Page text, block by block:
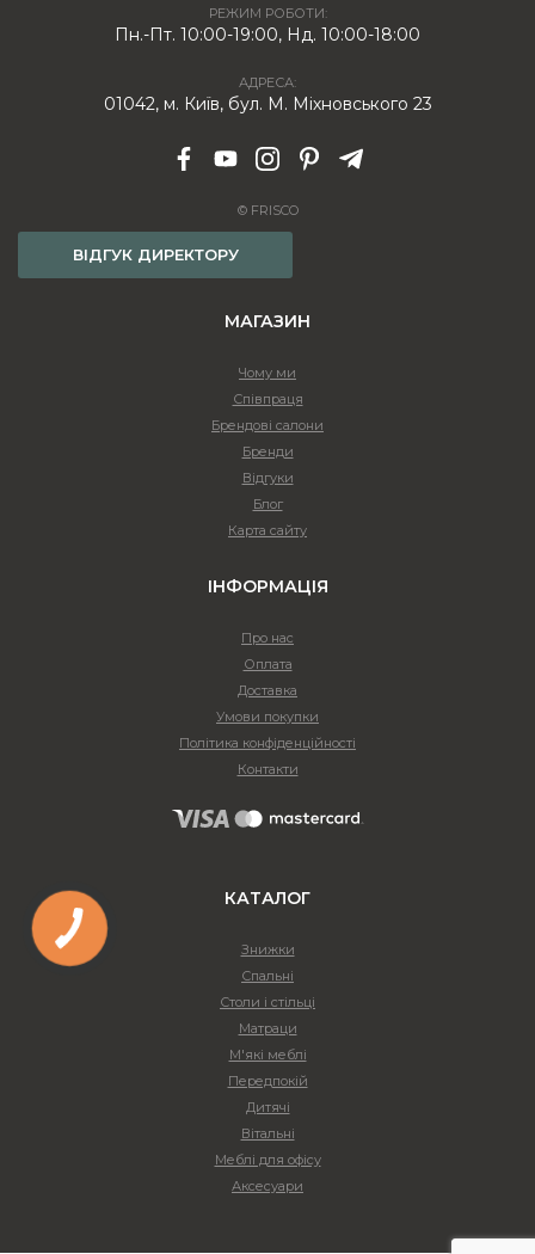
РЕЖИМ РОБОТИ:
Пн.-Пт. 10:00-19:00, Нд. 10:00-18:00
АДРЕСА:
01042, м. Київ, бул. М. Міхновського 23
© FRISCO
ВІДГУК ДИРЕКТОРУ
МАГАЗИН
Чому ми
Співпраця
Брендові салони
Бренди
Відгуки
Блог
Карта сайту
ІНФОРМАЦІЯ
Про нас
Оплата
Доставка
Умови покупки
Політика конфіденційності
Контакти
КАТАЛОГ
Знижки
Спальні
Столи і стільці
Матраци
М'які меблі
Передпокій
Дитячі
Вітальні
Меблі для офісу
Аксесуари